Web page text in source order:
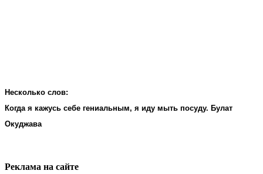
Несколько слов:
Когда я кажусь себе гениальным, я иду мыть посуду. Булат
Окуджава
Реклама на cайте